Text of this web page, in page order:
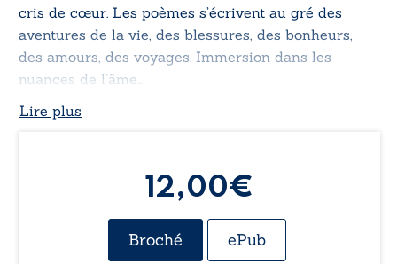
cris de cœur. Les poèmes s’écrivent au gré des
aventures de la vie, des blessures, des bonheurs,
des amours, des voyages. Immersion dans les
nuances de l’âme…
Lire plus
12,00€
Broché ePub